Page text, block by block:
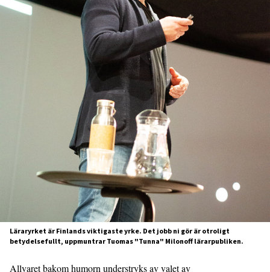
Läraryrket är Finlands viktigaste yrke. Det jobb ni gör är otroligt
betydelsefullt, uppmuntrar Tuomas "Tunna" Milonoff lärarpubliken.
Allvaret bakom humorn understryks av valet av